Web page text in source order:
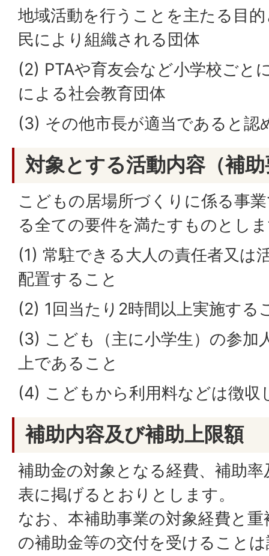
地域活動を行うことを主たる目
民により組織される団体
(2) PTAや育友会など小学校ごと
による社会教育団体
(3) その他市長が適当であると認
対象とする活動内容（補
こどもの居場所づくりに係る事
る全ての要件を満たすものとし
(1) 常駐できる大人の責任者又は
配置すること
(2) 1回当たり2時間以上実施する
(3) こども（主に小学生）の参加
上であること
(4) こどもから利用料などは徴収
補助内容及び補助上限額
補助金の対象となる経費、補助
表に掲げるとおりとします。
なお、本補助事業の対象経費と
の補助金等の交付を受けること